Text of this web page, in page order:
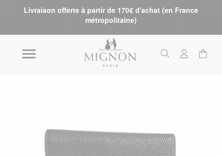
Livraison offerte à partir de 170€ d'achat (en France
métropolitaine)